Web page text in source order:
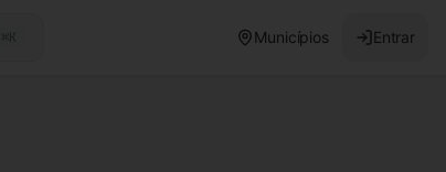
⌘K Municípios Entrar